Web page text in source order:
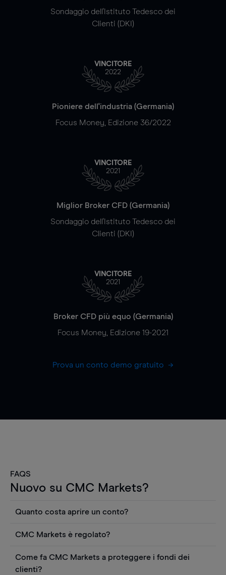
Sondaggio dell'Istituto Tedesco dei
Clienti (DKI)
VINCITORE
2022
Pioniere dell'industria (Germania)
Focus Money, Edizione 36/2022
VINCITORE
2021
Miglior Broker CFD (Germania)
Sondaggio dell'Istituto Tedesco dei
Clienti (DKI)
VINCITORE
2021
Broker CFD più equo (Germania)
Focus Money, Edizione 19-2021
Prova un conto demo gratuito
FAQS
Nuovo su CMC Markets?
Quanto costa aprire un conto?
Puoi anche visualizzare gratuitamente i prezzi e
utilizzare strumenti come grafici, notizie Reuters
o rapporti quantitativi sui titoli azionari di
CMC Markets è regolato?
regolamentato dall'Autorità federale tedesca di
Come fa CMC Markets a proteggere i fondi dei
clienti?